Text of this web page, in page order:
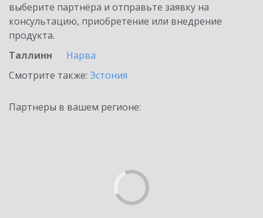
выберите партнёра и отправьте заявку на
консультацию, приобретение или внедрение
продукта.
Таллинн
Нарва
Смотрите также: Эстония
Партнеры в вашем регионе: